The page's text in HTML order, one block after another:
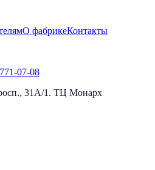
О фабрикеКонтакты
07-08
31А/1. ТЦ Монарх